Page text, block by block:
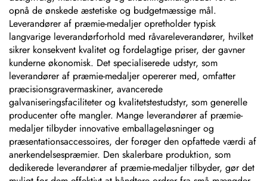
opnå de ønskede æstetiske og budgetmæssige mål.
Leverandører af præmie-medaljer opretholder typisk
langvarige leverandørforhold med råvareleverandører, hvilket
sikrer konsekvent kvalitet og fordelagtige priser, der gavner
kunderne økonomisk. Det specialiserede udstyr, som
leverandører af præmie-medaljer opererer med, omfatter
præcisionsgravermaskiner, avancerede
galvaniseringsfaciliteter og kvalitetstestudstyr, som generelle
producenter ofte mangler. Mange leverandører af præmie-
medaljer tilbyder innovative emballageløsninger og
præsentationsaccessoires, der forøger den opfattede værdi af
anerkendelsespræmier. Den skalerbare produktion, som
dedikerede leverandører af præmie-medaljer tilbyder, gør det